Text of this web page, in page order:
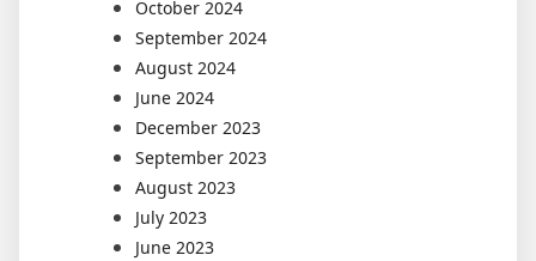
October 2024
September 2024
August 2024
June 2024
December 2023
September 2023
August 2023
July 2023
June 2023